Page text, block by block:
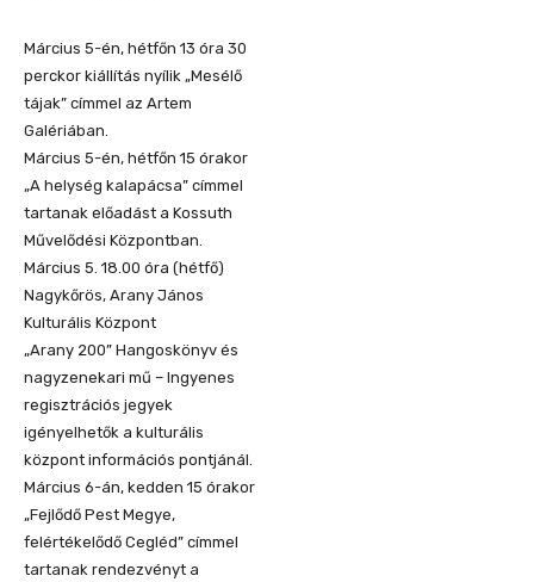
Március 5-én, hétfőn 13 óra 30
perckor kiállítás nyílik „Mesélő
tájak” címmel az Artem
Galériában.
Március 5-én, hétfőn 15 órakor
„A helység kalapácsa” címmel
tartanak előadást a Kossuth
Művelődési Központban.
Március 5. 18.00 óra (hétfő)
Nagykőrös, Arany János
Kulturális Központ
„Arany 200” Hangoskönyv és
nagyzenekari mű – Ingyenes
regisztrációs jegyek
igényelhetők a kulturális
központ információs pontjánál.
Március 6-án, kedden 15 órakor
„Fejlődő Pest Megye,
felértékelődő Cegléd” címmel
tartanak rendezvényt a